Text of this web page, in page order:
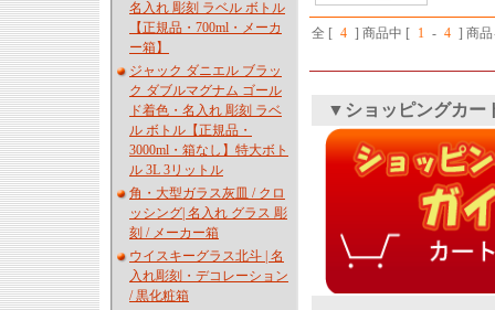
名入れ 彫刻 ラベル ボトル
【正規品・700ml・メーカ
ー箱】
ジャック ダニエル ブラッ
ク ダブルマグナム ゴール
ド着色・名入れ 彫刻 ラベ
ル ボトル【正規品・
3000ml・箱なし】特大ボト
ル 3L 3リットル
角・大型ガラス灰皿 / クロ
ッシング| 名入れ グラス 彫
刻 / メーカー箱
ウイスキーグラス北斗 | 名
入れ彫刻・デコレーション
/ 黒化粧箱
全 [ 4 ] 商品中 [ 1 - 4 ] 商
▼ショッピングカー